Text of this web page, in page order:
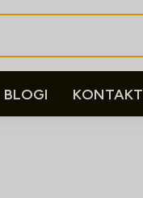
BLOGI KONTAKT